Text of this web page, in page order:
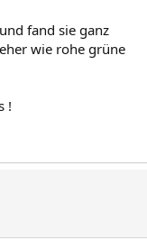
fand sie ganz
wie rohe grüne
!